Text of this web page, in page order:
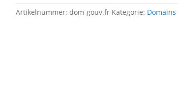
Menge
Artikelnummer: dom-gouv.fr Kategorie: Domains